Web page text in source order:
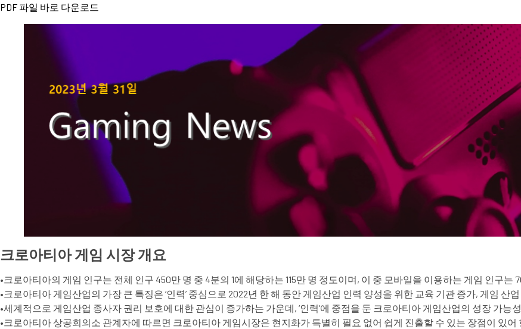
PDF 파일 바로 다운로드
크로아티아 게임 시장 개요
•크로아티아의 게임 인구는 전체 인구 450만 명 중 4분의 1에 해당하는 115만 명 정도이며, 이 중 모바일을 이용하는 게임 인구는
•크로아티아 게임산업의 가장 큰 특징은 ‘인력’ 중심으로 2022년 한 해 동안 게임산업 인력 양성을 위한 교육 기관 증가, 게임
•세계적으로 게임산업 종사자 권리 보호에 대한 관심이 증가하는 가운데, ‘인력’에 중점을 둔 크로아티아 게임산업의 성장 가능
•크로아티아 상공회의소 관계자에 따르면 크로아티아 게임시장은 현지화가 특별히 필요 없어 쉽게 진출할 수 있는 장점이 있